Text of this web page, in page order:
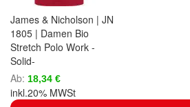
James & Nicholson | JN
1805 | Damen Bio
Stretch Polo Work -
Solid-
Ab 18,34 €
inkl.20% MWSt